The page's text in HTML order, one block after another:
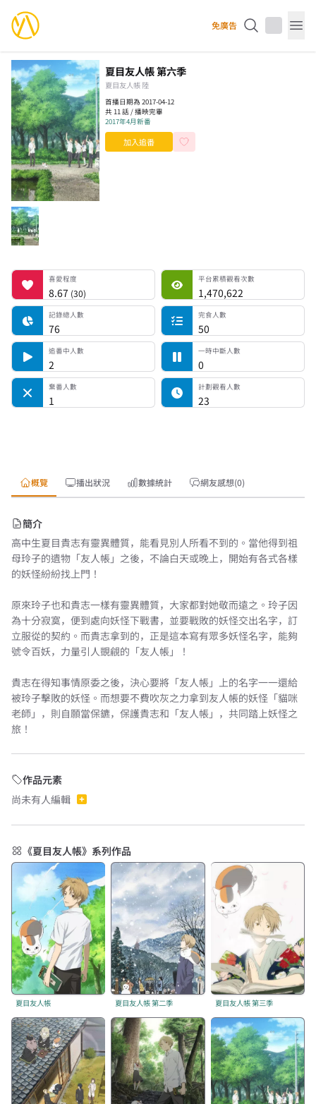
YourAnimes 你的動畫 免廣告
夏目友人帳 第六季
夏目友人帳 陸
首播日期為 2017-04-12
共 11 話 / 播映完畢
2017年4月新番
加入追番
喜愛程度喜愛程度
8.67 (30)
平台累積觀看次數 平台累積觀看次數
1,470,622
記錄總人數
記錄總人數
76
完食人數
完食人數
50
追番中人數
追番中人數
2
一時中斷人數
一時中斷人數
0
棄番人數
棄番人數
1
計劃觀看人數
計劃觀看人數
23
概覽 播出狀況 數據統計 網友感想(0)
簡介
高中生夏目貴志有靈異體質，能看見別人所看不到的。當他得到祖
母玲子的遺物「友人帳」之後，不論白天或晚上，開始有各式各樣
的妖怪紛紛找上門！
原來玲子也和貴志一樣有靈異體質，大家都對她敬而遠之。玲子因
為十分寂寞，便到處向妖怪下戰書，並要戰敗的妖怪交出名字，訂
立服從的契約。而貴志拿到的，正是這本寫有眾多妖怪名字，能夠
號令百妖，力量引人覬覦的「友人帳」！
貴志在得知事情原委之後，決心要將「友人帳」上的名字一一還給
被玲子擊敗的妖怪。而想要不費吹灰之力拿到友人帳的妖怪「貓咪
老師」，則自願當保鑣，保護貴志和「友人帳」，共同踏上妖怪之
旅！
作品元素
尚未有人編輯
《夏目友人帳》系列作品
夏目友人帳 夏目友人帳 第二季 夏目友人帳 第三季